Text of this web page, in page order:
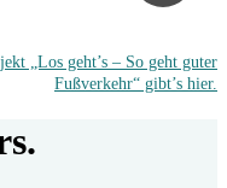
„Los geht’s – So geht guter
Fußverkehr“ gibt’s hier.